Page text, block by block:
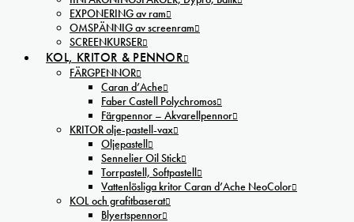
EXPONERING av ram
OMSPÄNNIG av screenram
SCREENKURSER
KOL, KRITOR & PENNOR
FÄRGPENNOR
Caran d’Ache
Faber Castell Polychromos
Färgpennor – Akvarellpennor
KRITOR olje-pastell-vax
Oljepastell
Sennelier Oil Stick
Torrpastell, Softpastell
Vattenlösliga kritor Caran d’Ache NeoColor
KOL och grafitbaserat
Blyertspennor